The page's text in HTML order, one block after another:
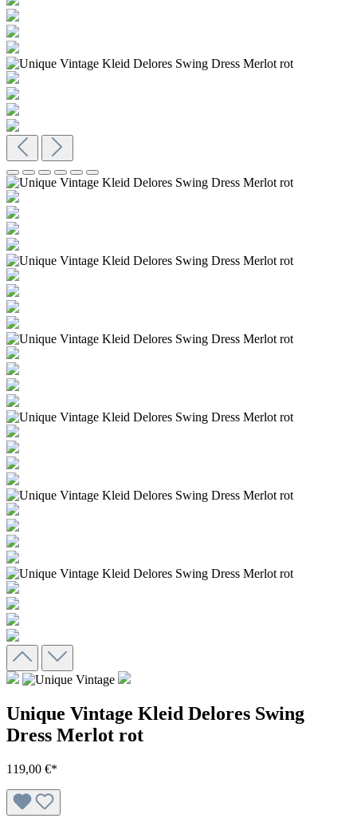
Unique Vintage Kleid Delores Swing
Dress Merlot rot
119,00 €*